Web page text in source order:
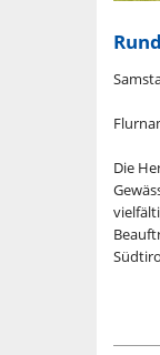
Die